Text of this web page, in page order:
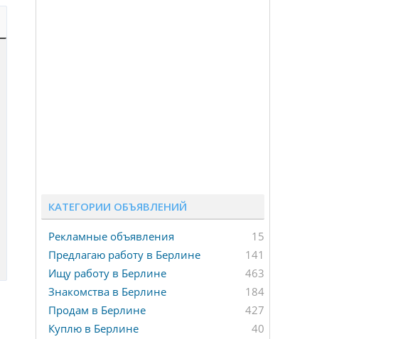
КАТЕГОРИИ ОБЪЯВЛЕНИЙ
Рекламные объявления
15
Предлагаю работу в Берлине
141
Ищу работу в Берлине
463
Знакомства в Берлине
184
Продам в Берлине
427
Куплю в Берлине
40